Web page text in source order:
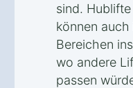
sind.
können auch
Bereichen
wo andere
passen